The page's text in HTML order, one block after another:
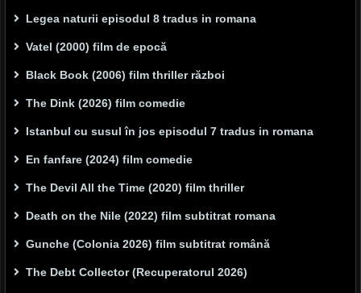
Legea naturii episodul 8 tradus in romana
Vatel (2000) film de epocă
Black Book (2006) film thriller război
The Dink (2026) film comedie
Istanbul cu susul în jos episodul 7 tradus in romana
En fanfare (2024) film comedie
The Devil All the Time (2020) film thriller
Death on the Nile (2022) film subtitrat romana
Gunche (Colonia 2026) film subtitrat română
The Debt Collector (Recuperatorul 2026)